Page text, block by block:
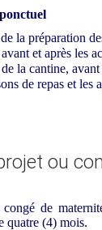
la préparation
et après les
la cantine,
de repas et les
ou
de
quatre (4) mois.